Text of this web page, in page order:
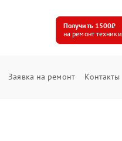
Получить 1500₽
на ремонт техники
Заявка на ремонт Контакты